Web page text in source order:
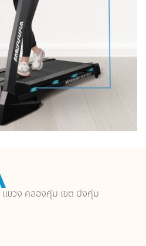
ขวง คลองกุ่ม เขต บึงกุ่ม